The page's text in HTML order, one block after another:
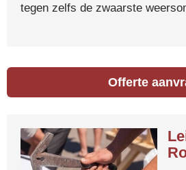
tegen zelfs de zwaarste
Offerte